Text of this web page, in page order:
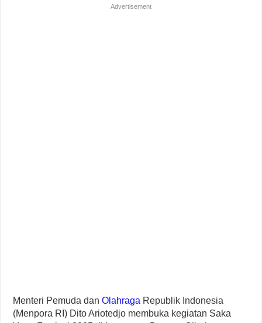
Advertisement
Menteri Pemuda danOlahraga Republik Indonesia
(Menpora RI) Dito Ariotedjo membuka kegiatan Saka